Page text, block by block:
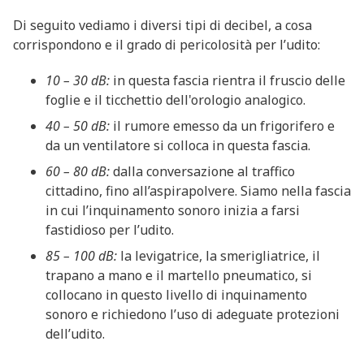
Di seguito vediamo i diversi tipi di decibel, a cosa
corrispondono e il grado di pericolosità per l’udito:
10 – 30 dB: in questa fascia rientra il fruscio delle
foglie e il ticchettio dell'orologio analogico.
40 – 50 dB: il rumore emesso da un frigorifero e
da un ventilatore si colloca in questa fascia.
60 – 80 dB:dalla conversazione al traffico
cittadino, fino all’aspirapolvere. Siamo nella fascia
in cui l’inquinamento sonoro inizia a farsi
fastidioso per l’udito.
85 – 100 dB: la levigatrice, la smerigliatrice, il
trapano a mano e il martello pneumatico, si
collocano in questo livello di inquinamento
sonoro e richiedono l’uso di adeguate protezioni
dell’udito.